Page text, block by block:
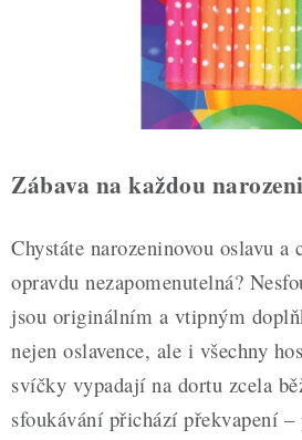
TÉMATICKÉ PRODUKTY
Nepřevzetí zásilky na dobírku
Hodnocení obchodu
Podmínky ochrany osobních údajů
Zábava na každou
Chystáte narozeninovou oslavu a
opravdu nezapomenutelná?
jsou originálním a vtipným
nejen oslavence, ale i všechny
svíčky vypadají na dortu zcela
sfoukávání přichází překvapení